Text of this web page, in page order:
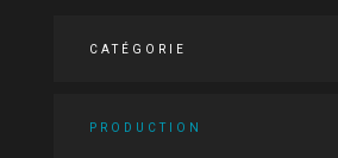
CATÉGORIE
PRODUCTION